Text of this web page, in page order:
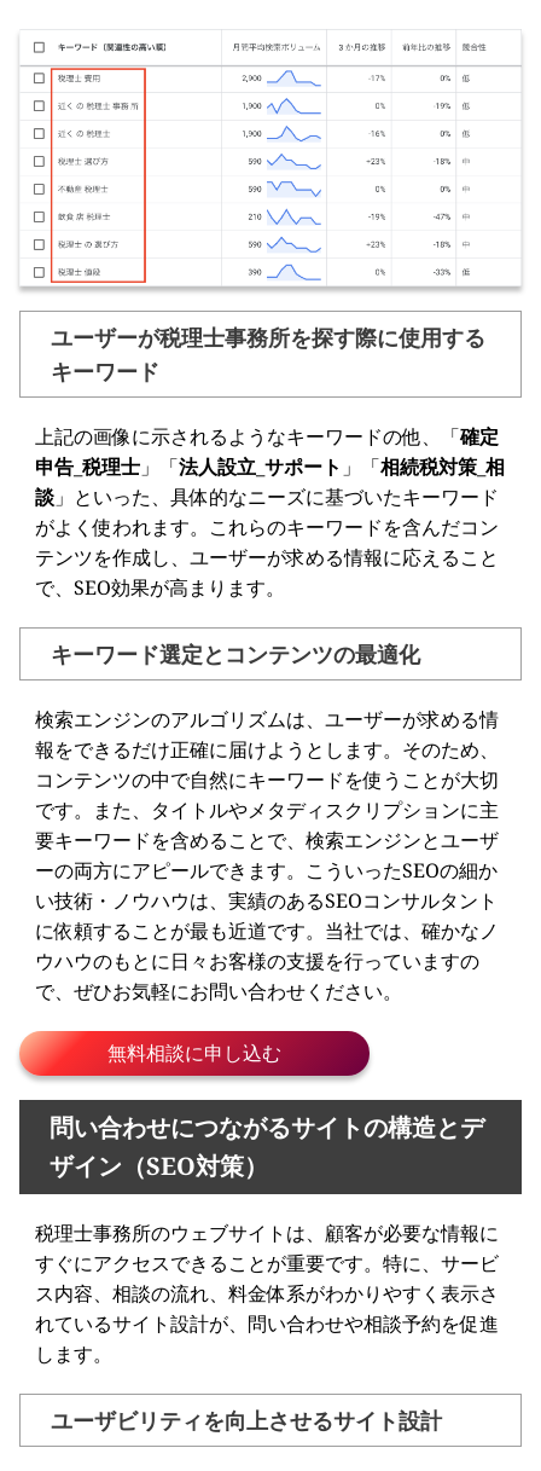
ユーザーが税理士事務所を探す際に使用する
キーワード
上記の画像に示されるようなキーワードの他、「確定
申告_税理士 」「法人設立_サポート 」「相続税対策_相
談 」といった、具体的なニーズに基づいたキーワード
がよく使われます。これらのキーワードを含んだコン
テンツを作成し、ユーザーが求める情報に応えること
で、SEO効果が高まります。
キーワード選定とコンテンツの最適化
検索エンジンのアルゴリズムは、ユーザーが求める情
報をできるだけ正確に届けようとします。そのため、
コンテンツの中で自然にキーワードを使うことが大切
です。また、タイトルやメタディスクリプションに主
要キーワードを含めることで、検索エンジンとユーザ
ーの両方にアピールできます。こういったSEOの細か
い技術・ノウハウは、実績のあるSEOコンサルタント
に依頼することが最も近道です。当社では、確かなノ
ウハウのもとに日々お客様の支援を行っていますの
で、ぜひお気軽にお問い合わせください。
無料相談に申し込む
問い合わせにつながるサイトの構造とデ
ザイン（SEO対策）
税理士事務所のウェブサイトは、顧客が必要な情報に
すぐにアクセスできることが重要です。特に、サービ
ス内容、相談の流れ、料金体系がわかりやすく表示さ
れているサイト設計が、問い合わせや相談予約を促進
します。
ユーザビリティを向上させるサイト設計